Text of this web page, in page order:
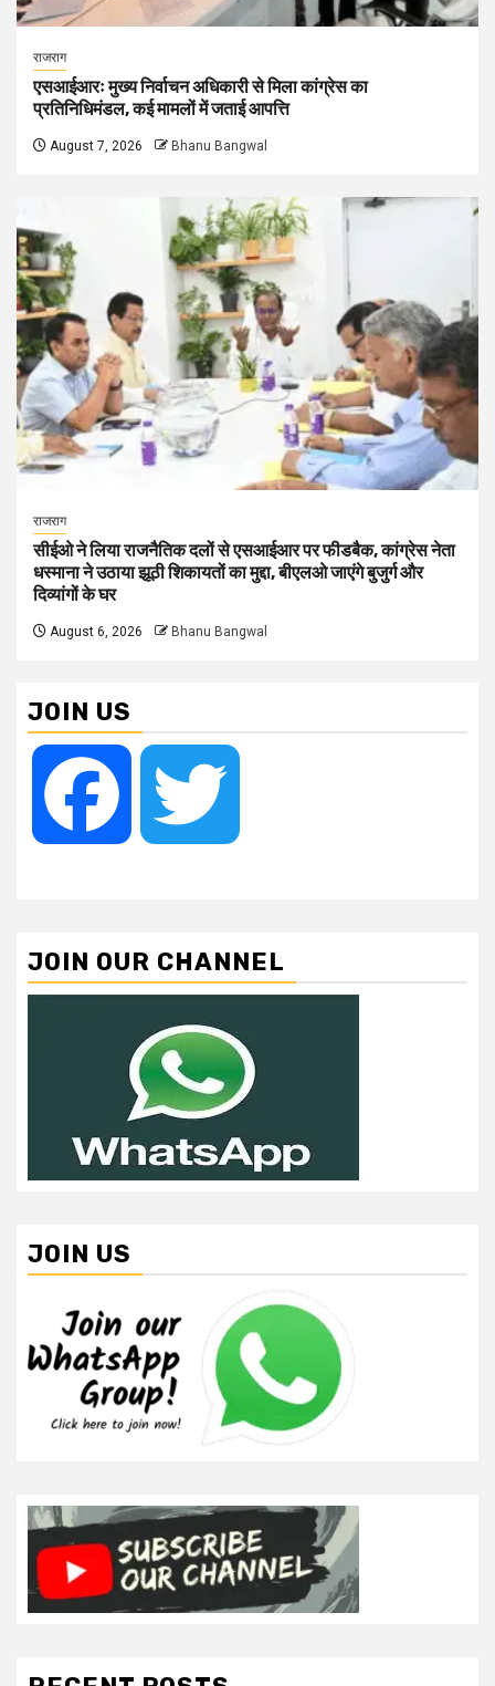
राजराग
एसआईआरः मुख्य निर्वाचन अधिकारी से मिला कांग्रेस का
प्रतिनिधिमंडल, कई मामलों में जताई आपत्ति
August 7, 2026 Bhanu Bangwal
राजराग
सीईओ ने लिया राजनैतिक दलों से एसआईआर पर फीडबैक, कांग्रेस नेता
धस्माना ने उठाया झूठी शिकायतों का मुद्दा, बीएलओ जाएंगे बुजुर्ग और
दिव्यांगों के घर
August 6, 2026 Bhanu Bangwal
JOIN US
Facebook
JOIN OUR CHANNEL
JOIN US